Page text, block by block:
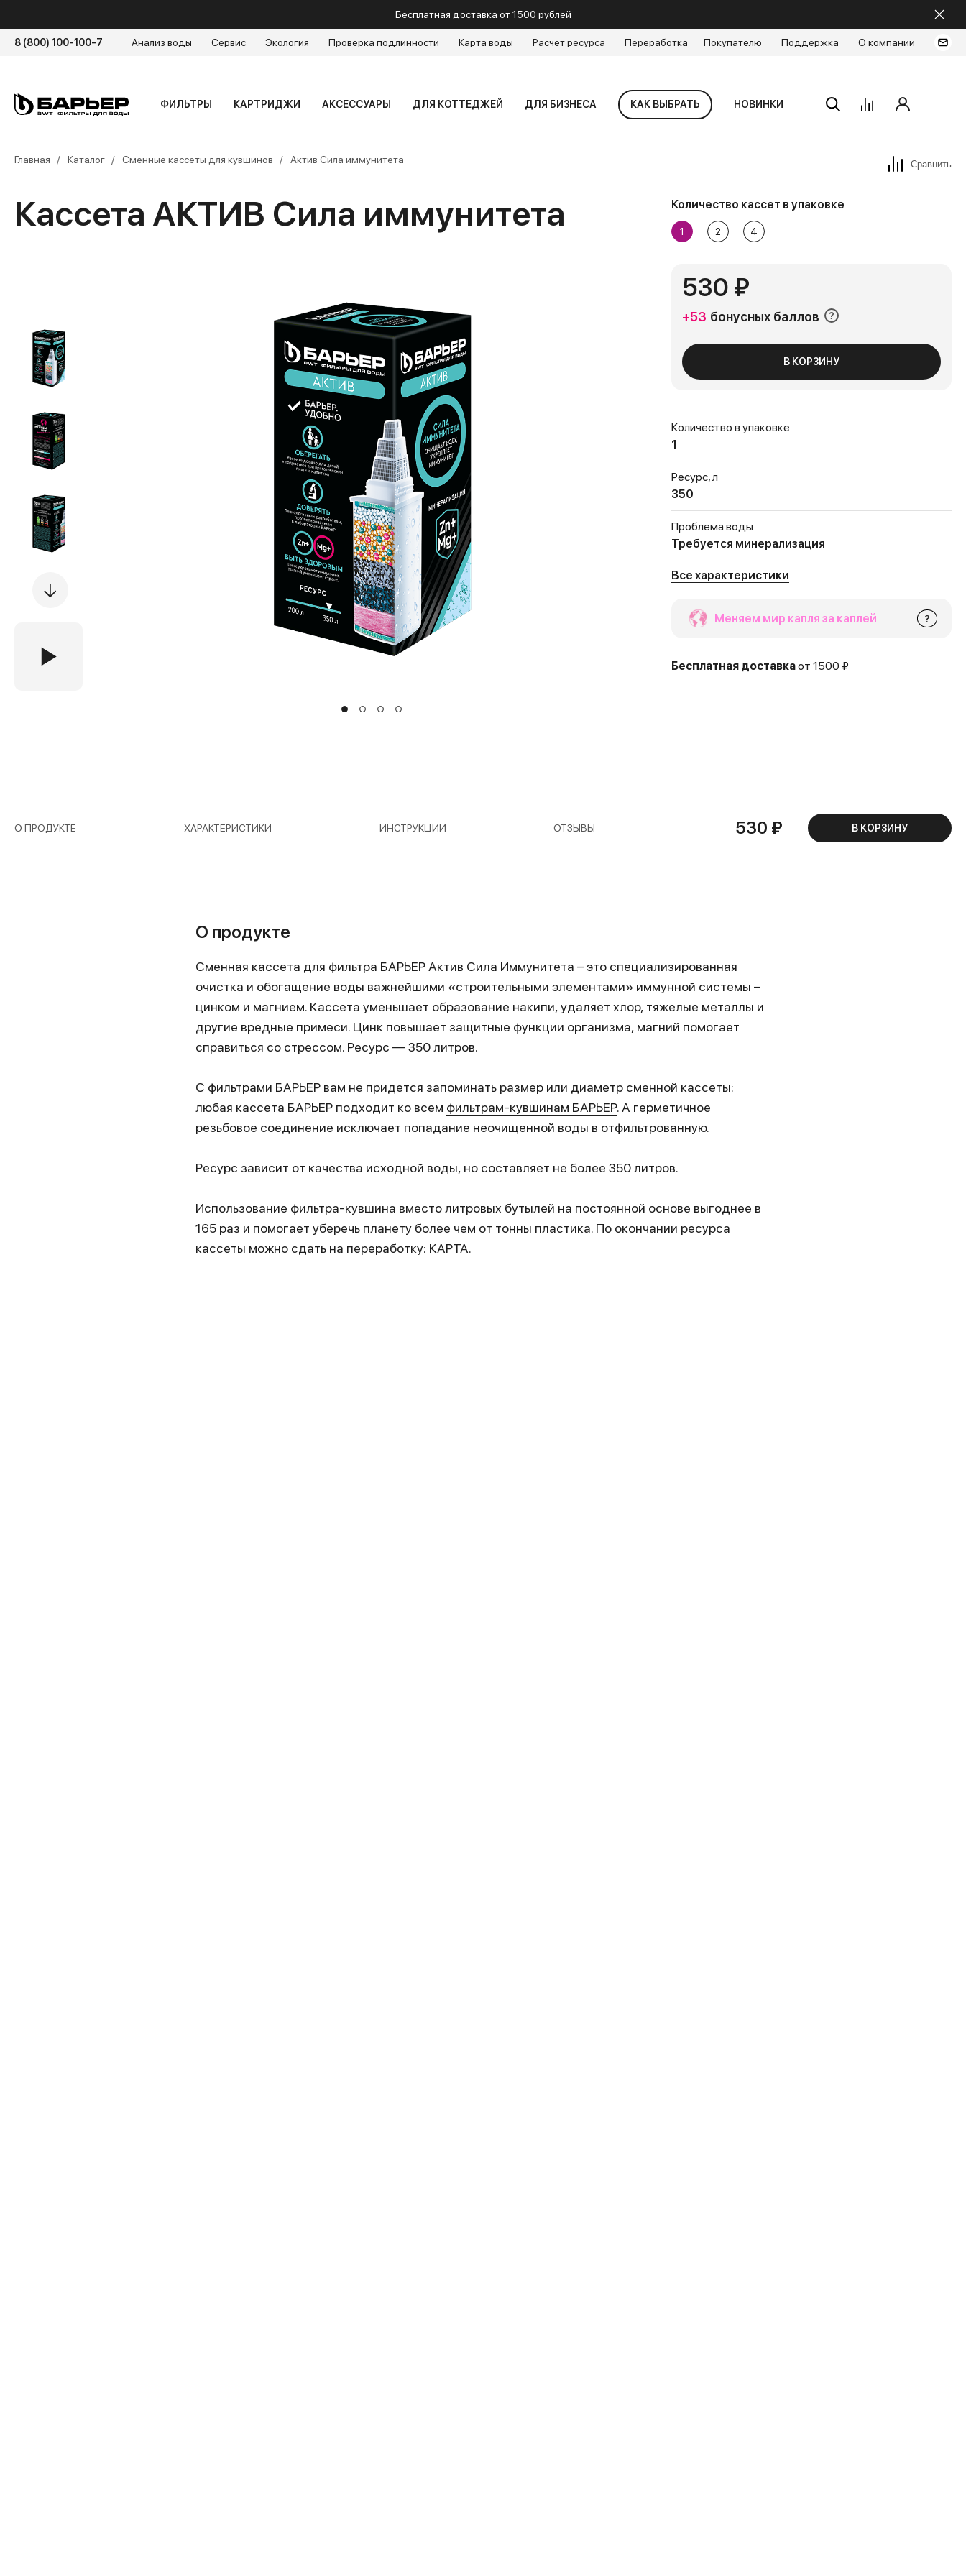
Бесплатная доставка от 1500 рублей
8 (800) 100-100-7 Анализ воды Сервис Экология Проверка подлинности Карта воды Расчет ресурса Переработка Покупателю Поддержка О компании
ФИЛЬТРЫ КАРТРИДЖИ АКСЕССУАРЫ ДЛЯ КОТТЕДЖЕЙ ДЛЯ БИЗНЕСА КАК ВЫБРАТЬ НОВИНКИ
Главная Каталог Сменные кассеты для кувшинов Актив Сила иммунитета Сравнить
Кассета АКТИВ Сила иммунитета Количество кассет в упаковке
1 2 4
530 ₽
+53 бонусных баллов
В КОРЗИНУ
Количество в упаковке
1
Ресурс, л
350
Проблема воды
Требуется минерализация
Все характеристики
Меняем мир капля за каплей ?
Бесплатная доставкаот 1500 ₽
О ПРОДУКТЕ ХАРАКТЕРИСТИКИ ИНСТРУКЦИИ ОТЗЫВЫ 530 ₽ В КОРЗИНУ
О продукте
Сменная кассета для фильтра БАРЬЕР Актив Сила Иммунитета – это специализированная
очистка и обогащение воды важнейшими «строительными элементами» иммунной системы –
цинком и магнием. Кассета уменьшает образование накипи, удаляет хлор, тяжелые металлы и
другие вредные примеси. Цинк повышает защитные функции организма, магний помогает
справиться со стрессом. Ресурс — 350 литров.
С фильтрами БАРЬЕР вам не придется запоминать размер или диаметр сменной кассеты:
любая кассета БАРЬЕР подходит ко всем фильтрам-кувшинам БАРЬЕР. А герметичное
резьбовое соединение исключает попадание неочищенной воды в отфильтрованную.
Ресурс зависит от качества исходной воды, но составляет не более 350 литров.
Использование фильтра-кувшина вместо литровых бутылей на постоянной основе выгоднее в
165 раз и помогает уберечь планету более чем от тонны пластика. По окончании ресурса
кассеты можно сдать на переработку: КАРТА.